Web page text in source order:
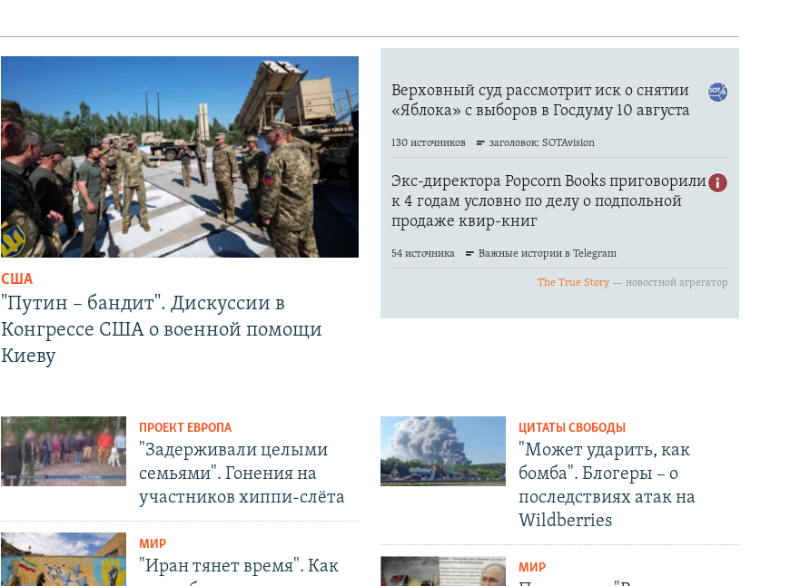
США
"Путин – бандит". Дискуссии в
Конгрессе США о военной помощи
Киеву
ПРОЕКТ ЕВРОПА
"Задерживали целыми
семьями". Гонения на
участников хиппи-слёта
МИР
"Иран тянет время". Как
ЦИТАТЫ СВОБОДЫ
"Может ударить, как
бомба". Блогеры – о
последствиях атак на
Wildberries
МИР